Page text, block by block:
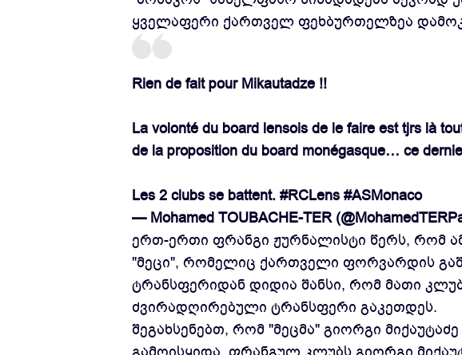
ყველაფერი ქართველ ფეხბურთელზეა
Rien de fait pour Mikautadze !!
La volonté du board lensois de le faire est tjrs là
de la proposition du board monégasque… ce
Les 2 clubs se battent. #RCLens #ASMonaco
— Mohamed TOUBACHE-TER
ერთ-ერთი ფრანგი ჟურნალისტი წერს, რომ
"მეცი", რომელიც ქართველი ფორვარდის
ტრანსფერიდან დიდია შანსი, რომ მათი
ძვირადღირებული ტრანსფერი გაკეთდეს.
შეგახსენებთ, რომ "მეცმა" გიორგი